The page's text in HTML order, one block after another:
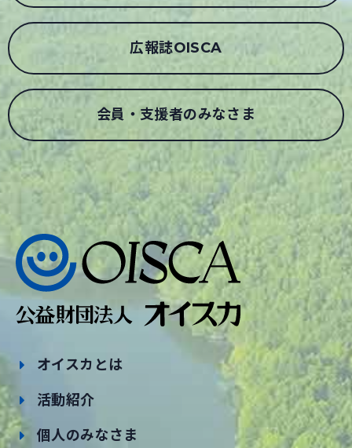
広報誌OISCA
会員・支援者のみなさま
オイスカとは
活動紹介
個人のみなさま